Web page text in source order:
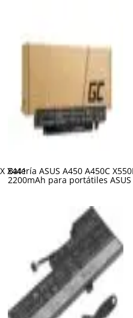
X441
Batería ASUS A450 A450C
2200mAh para portátiles ASUS